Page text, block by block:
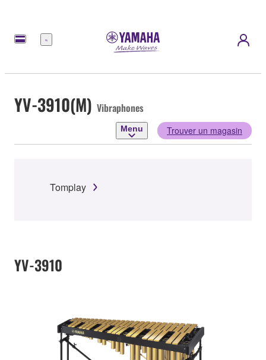
Menu
YV-3910(M) Vibraphones
Menu Trouver un magasin
Tomplay
YV-3910